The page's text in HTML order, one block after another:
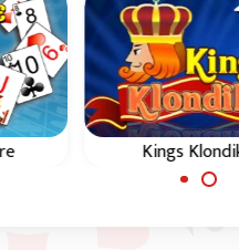
Kings
verborgen